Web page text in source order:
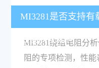
MI3281是否支持有
性能表现如何？
MI3281绕组电阻分
阻的专项检测，性